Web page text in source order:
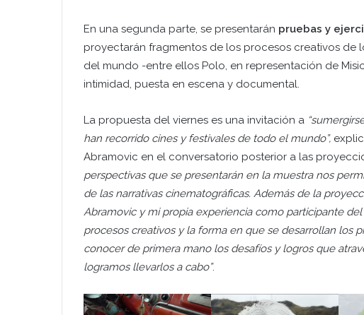
En una segunda parte, se presentarán pruebas y
proyectarán fragmentos de los procesos creativos de
del mundo -entre ellos Polo, en representación de
intimidad, puesta en escena y documental.
La propuesta del viernes es una invitación a
han recorrido cines y festivales de todo el mundo”,
Abramovic en el conversatorio posterior a las
perspectivas que se presentarán en la muestra nos
de las narrativas cinematográficas. Además de la
Abramovic y mi propia experiencia como participante
procesos creativos y la forma en que se desarrollan los
conocer de primera mano los desafíos y logros que
logramos llevarlos a cabo”.